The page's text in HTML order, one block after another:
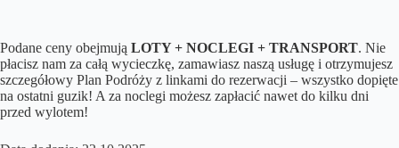
Podane ceny obejmują LOTY + NOCLEGI + TRANSPORT. Nie
płacisz nam za całą wycieczkę, zamawiasz naszą usługę i otrzymujesz
szczegółowy Plan Podróży z linkami do rezerwacji – wszystko dopięte
na ostatni guzik! A za noclegi możesz zapłacić nawet do kilku dni
przed wylotem!